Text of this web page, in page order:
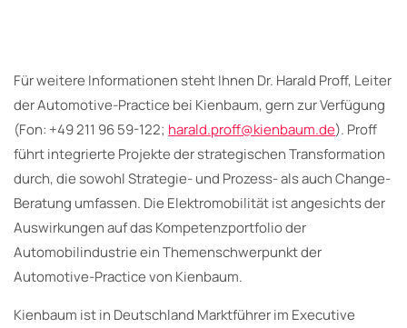
Für weitere Informationen steht Ihnen Dr. Harald Proff, Leiter
der Automotive-Practice bei Kienbaum, gern zur Verfügung
(Fon: +49 211 96 59-122; harald.proff@kienbaum.de). Proff
führt integrierte Projekte der strategischen Transformation
durch, die sowohl Strategie- und Prozess- als auch Change-
Beratung umfassen. Die Elektromobilität ist angesichts der
Auswirkungen auf das Kompetenzportfolio der
Automobilindustrie ein Themenschwerpunkt der
Automotive-Practice von Kienbaum.
Kienbaum ist in Deutschland Marktführer im Executive